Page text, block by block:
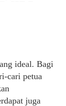
ideal. Bagi
cari petua
juga